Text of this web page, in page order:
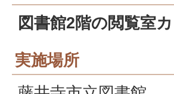
図書館2階の閲覧室
実施場所